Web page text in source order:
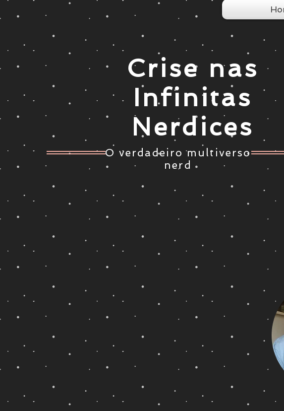
Crise nas
Infinitas
Nerdices
O verdadeiro multiverso
nerd